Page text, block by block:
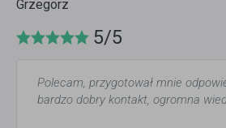
Grzegorz
5/5
Polecam, przygotował mnie
bardzo dobry kontakt, ogromna